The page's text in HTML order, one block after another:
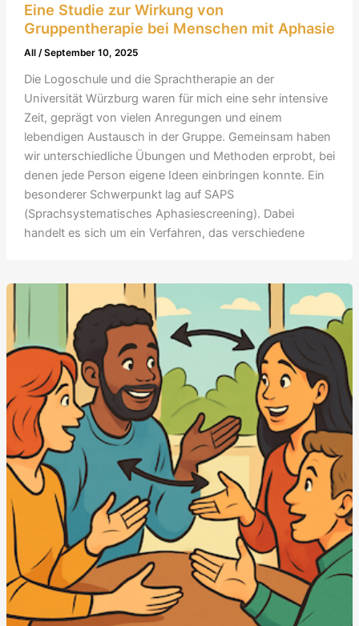
Eine Studie zur Wirkung von
Gruppentherapie bei Menschen mit Aphasie
All /September 10, 2025
Die Logoschule und die Sprachtherapie an der
Universität Würzburg waren für mich eine sehr intensive
Zeit, geprägt von vielen Anregungen und einem
lebendigen Austausch in der Gruppe. Gemeinsam haben
wir unterschiedliche Übungen und Methoden erprobt, bei
denen jede Person eigene Ideen einbringen konnte. Ein
besonderer Schwerpunkt lag auf SAPS
(Sprachsystematisches Aphasiescreening). Dabei
handelt es sich um ein Verfahren, das verschiedene